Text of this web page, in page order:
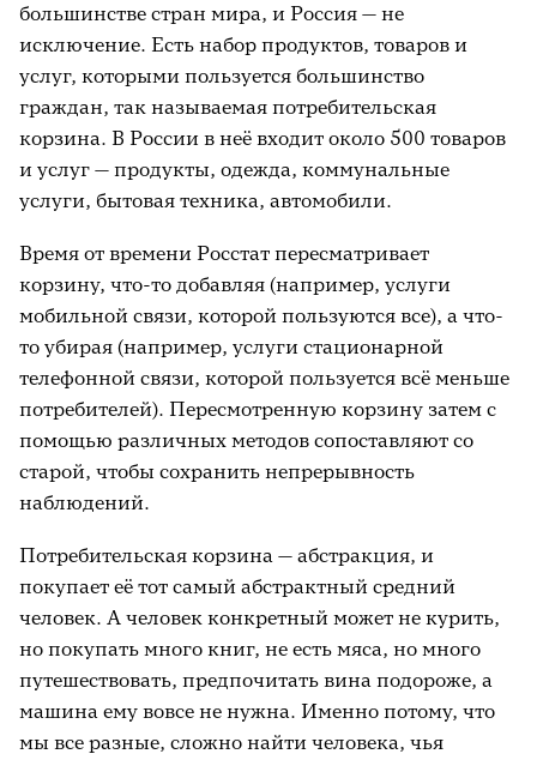
большинстве стран мира, и Россия — не
исключение. Есть набор продуктов, товаров и
услуг, которыми пользуется большинство
граждан, так называемая потребительская
корзина. В России в неё входит около 500 товаров
и услуг — продукты, одежда, коммунальные
услуги, бытовая техника, автомобили.
Время от времени Росстат пересматривает
корзину, что-то добавляя (например, услуги
мобильной связи, которой пользуются все), а что-
то убирая (например, услуги стационарной
телефонной связи, которой пользуется всё меньше
потребителей). Пересмотренную корзину затем с
помощью различных методов сопоставляют со
старой, чтобы сохранить непрерывность
наблюдений.
Потребительская корзина — абстракция, и
покупает её тот самый абстрактный средний
человек. А человек конкретный может не курить,
но покупать много книг, не есть мяса, но много
путешествовать, предпочитать вина подороже, а
машина ему вовсе не нужна. Именно потому, что
мы все разные, сложно найти человека, чья